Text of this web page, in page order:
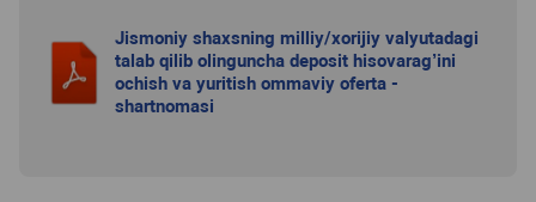
Jismoniy shaxsning milliy/xorijiy valyutadagi
talab qilib olinguncha deposit hisovarag’ini
ochish va yuritish ommaviy oferta -
shartnomasi